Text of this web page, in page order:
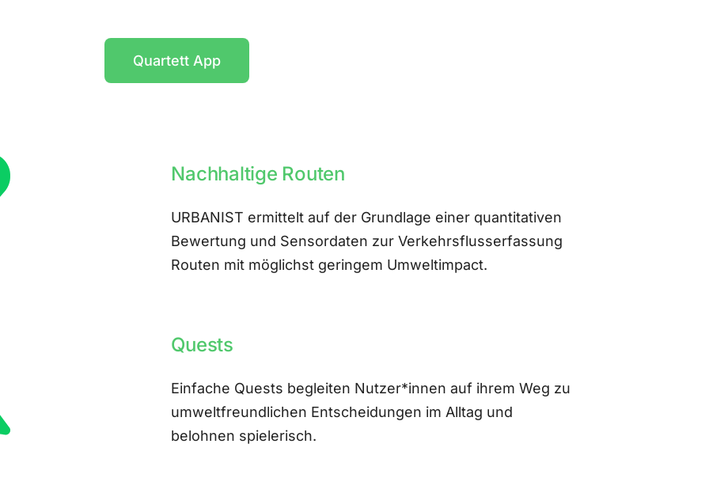
Quartett App
Nachhaltige Routen
URBANIST ermittelt auf der Grundlage einer quantitativen
Bewertung und Sensordaten zur Verkehrsflusserfassung
Routen mit möglichst geringem Umweltimpact.
Quests
Einfache Quests begleiten Nutzer*innen auf ihrem Weg zu
umweltfreundlichen Entscheidungen im Alltag und
belohnen spielerisch.